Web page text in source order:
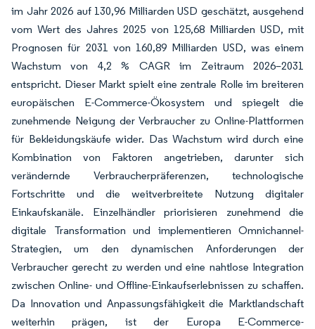
im Jahr 2026 auf 130,96 Milliarden USD geschätzt, ausgehend
vom Wert des Jahres 2025 von 125,68 Milliarden USD, mit
Prognosen für 2031 von 160,89 Milliarden USD, was einem
Wachstum von 4,2 % CAGR im Zeitraum 2026–2031
entspricht. Dieser Markt spielt eine zentrale Rolle im breiteren
europäischen E-Commerce-Ökosystem und spiegelt die
zunehmende Neigung der Verbraucher zu Online-Plattformen
für Bekleidungskäufe wider. Das Wachstum wird durch eine
Kombination von Faktoren angetrieben, darunter sich
verändernde Verbraucherpräferenzen, technologische
Fortschritte und die weitverbreitete Nutzung digitaler
Einkaufskanäle. Einzelhändler priorisieren zunehmend die
digitale Transformation und implementieren Omnichannel-
Strategien, um den dynamischen Anforderungen der
Verbraucher gerecht zu werden und eine nahtlose Integration
zwischen Online- und Offline-Einkaufserlebnissen zu schaffen.
Da Innovation und Anpassungsfähigkeit die Marktlandschaft
weiterhin prägen, ist der Europa E-Commerce-